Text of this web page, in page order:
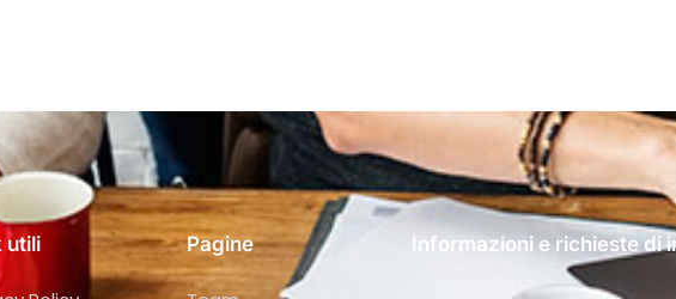
utili Pagine Informazioni e richieste di